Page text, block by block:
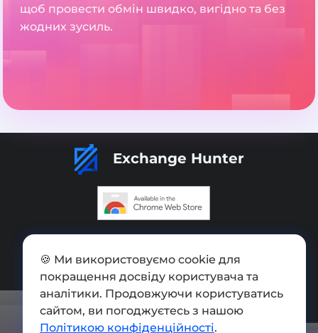
щоб провести обмін швидко, вигідно та без
жодних зусиль.
Exchange Hunter
Додати обмінник
Мапа сайту
Press kit
Умови використання
🍪 Ми використовуємо cookie для
покращення досвіду користувача та
аналітики. Продовжуючи користуватись
сайтом, ви погоджуєтесь з нашою
Політикою конфіденційності.